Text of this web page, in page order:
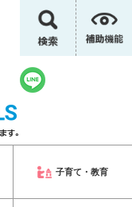
子育て・教育